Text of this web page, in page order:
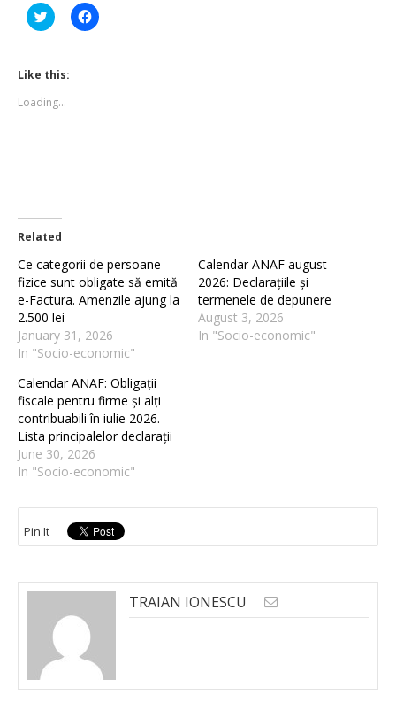
Click
to
Twitter
(Opens
in
window)
Click
to
Like this:
Loading...
Related
Ce categorii de persoane
fizice sunt obligate să emită
e-Factura. Amenzile ajung la
2.500 lei
January 31, 2026
In "Socio-economic"
Calendar ANAF august
2026: Declarațiile și
termenele de depunere
August 3, 2026
In "Socio-economic"
Calendar ANAF: Obligații
fiscale pentru firme și alți
contribuabili în iulie 2026.
Lista principalelor declarații
June 30, 2026
In "Socio-economic"
Pin It
TRAIAN IONESCU